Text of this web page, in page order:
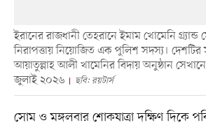
ইরানের রাজধানী তেহরানে ইমাম খোমেনি গ্র্যান্ড
নিরাপত্তায় নিয়োজিত এক পুলিশ সদস্য। দেশটির
আয়াতুল্লাহ আলী খামেনির বিদায় অনুষ্ঠান
জুলাই ২০২৬
ছবি: রয়টার্স
সোম ও মঙ্গলবার শোকযাত্রা দক্ষিণ দিকে